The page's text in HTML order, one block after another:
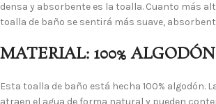
densa y absorbente es la toalla. Cuanto más
toalla de baño se sentirá más suave,
MATERIAL: 100% ALGODÓN
Esta toalla de baño está hecha 100% algodón.
atraen el agua de forma natural y pueden